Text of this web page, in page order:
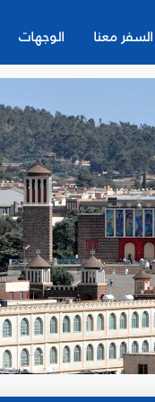
السفر معنا الوجهات